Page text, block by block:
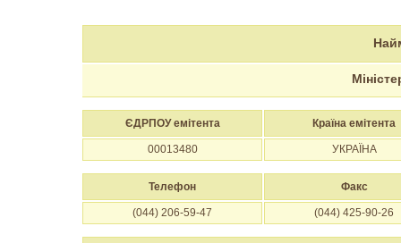
ЄДРПОУ емітента Країна емітента
00013480 УКРАЇНА
Телефон Факс
(044) 206-59-47 (044) 425-90-26